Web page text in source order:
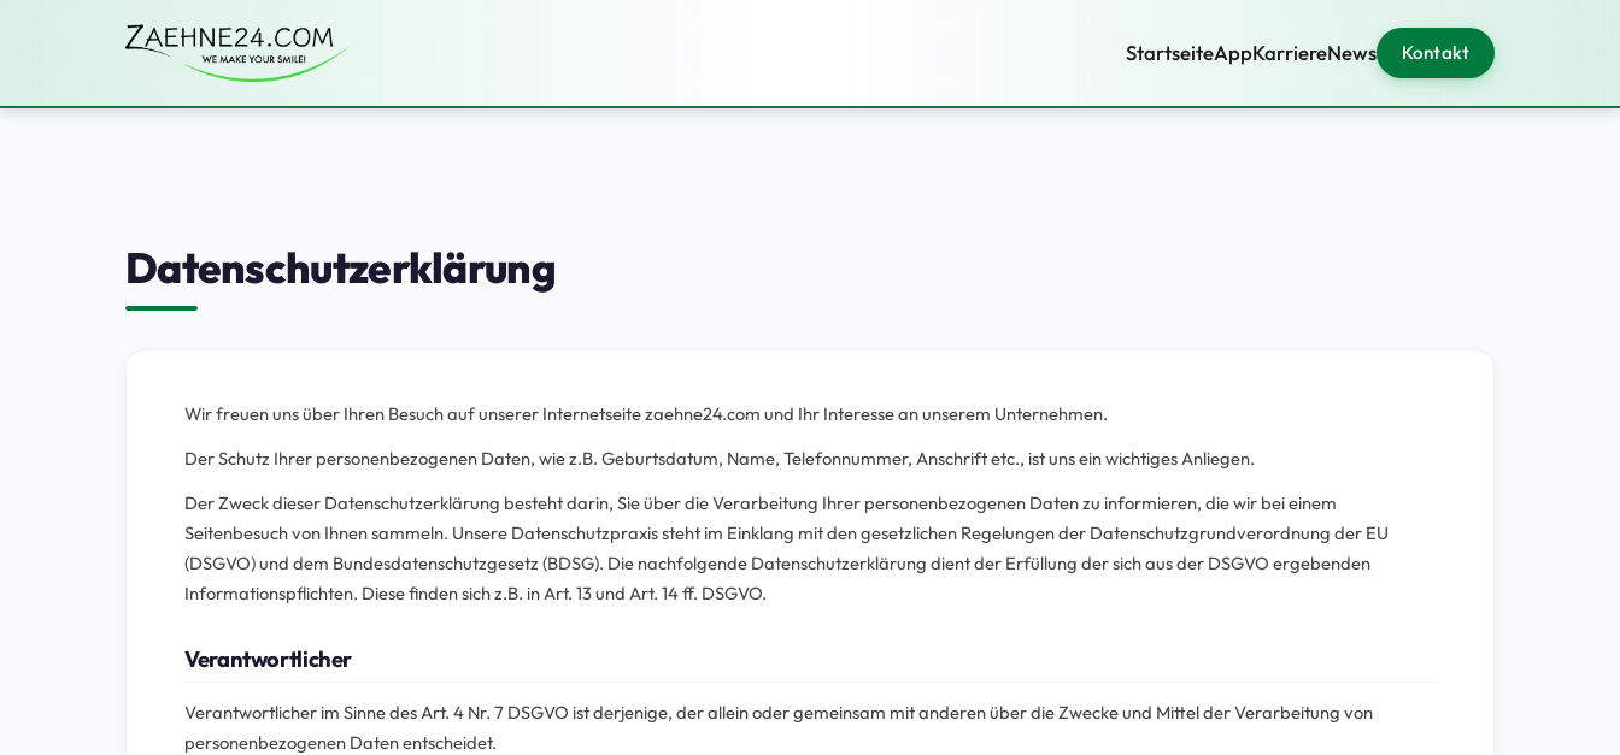
StartseiteAppKarriereNews Kontakt
Datenschutzerklärung
Wir freuen uns über Ihren Besuch auf unserer Internetseite zaehne24.com und Ihr Interesse an unserem Unternehmen.
Der Schutz Ihrer personenbezogenen Daten, wie z.B. Geburtsdatum, Name, Telefonnummer, Anschrift etc., ist uns ein wichtiges Anliegen.
Der Zweck dieser Datenschutzerklärung besteht darin, Sie über die Verarbeitung Ihrer personenbezogenen Daten zu informieren, die wir bei einem
Seitenbesuch von Ihnen sammeln. Unsere Datenschutzpraxis steht im Einklang mit den gesetzlichen Regelungen der Datenschutzgrundverordnung der EU
(DSGVO) und dem Bundesdatenschutzgesetz (BDSG). Die nachfolgende Datenschutzerklärung dient der Erfüllung der sich aus der DSGVO ergebenden
Informationspflichten. Diese finden sich z.B. in Art. 13 und Art. 14 ff. DSGVO.
Verantwortlicher
Verantwortlicher im Sinne des Art. 4 Nr. 7 DSGVO ist derjenige, der allein oder gemeinsam mit anderen über die Zwecke und Mittel der Verarbeitung von
personenbezogenen Daten entscheidet.